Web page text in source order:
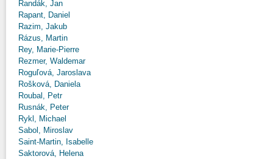
Randák, Jan
Rapant, Daniel
Razim, Jakub
Rázus, Martin
Rey, Marie-Pierre
Rezmer, Waldemar
Roguľová, Jaroslava
Rošková, Daniela
Roubal, Petr
Rusnák, Peter
Rykl, Michael
Sabol, Miroslav
Saint-Martin, Isabelle
Saktorová, Helena